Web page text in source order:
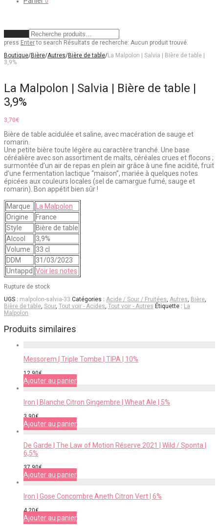
press Enterto search Résultats de recherche: Aucun produit trouvé.
Boutique/Bière/Autres/Bière de table/La Malpolon | Salvia | Bière de table |
3,9%
La Malpolon | Salvia | Bière de table |
3,9%
3,70€
Bière de table acidulée et saline, avec macération de sauge et
romarin.
Une petite bière toute légère au caractère tranché. Une base
céréalière avec son assortiment de malts, céréales crues et flocons ;
surmontée d’un air de repas en plein air grâce à une fine acidité, fruit
d’une fermentation lactique “maison”, mariée à quelques notes
épicées aux couleurs locales (sel de camargue fumé, sauge et
romarin). Bon appétit bien sûr !
Marque
La Malpolon
Origine
France
Style
Bière de table
Alcool
3,9%
Volume
33 cl
DDM
31/03/2023
Untappd Voir les notes
Rupture de stock
UGS : malpolon-salvia-33 Catégories : Acide / Sour / Fruitées, Autres, Bière,
Bière de table, Sour, Tout voir - Acides, Tout voir - Autres Étiquette : La
Malpolon
Produits similaires
Messorem | Triple Tombe | TIPA | 10%
12,90€
Ajouter au panier
Iron | Blanche Citron Gingembre | Wheat Ale | 5%
3,90€
Ajouter au panier
De Garde | The Law of Motion Réserve 2021 | Wild / Sponta |
6,5%
37,90€
Ajouter au panier
Iron | Gose Concombre Aneth Citron Vert | 6%
4,20€
Ajouter au panier